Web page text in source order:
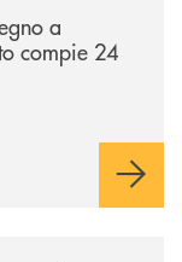
a
compie 24